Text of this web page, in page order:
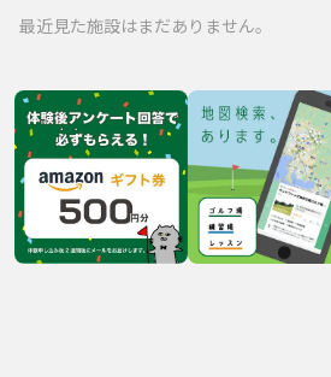
最近見た施設はまだありません。